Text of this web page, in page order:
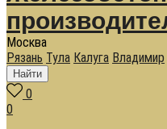
Москва
Рязань Тула Калуга Владимир
Найти
0
0